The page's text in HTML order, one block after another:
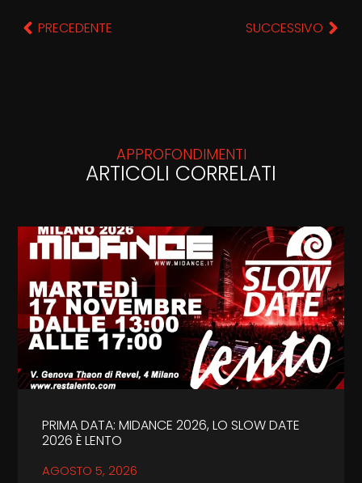
PRECEDENTE SUCCESSIVO
APPROFONDIMENTI
ARTICOLI CORRELATI
PRIMA DATA: MIDANCE 2026, LO SLOW DATE
2026 È LENTO
AGOSTO 5, 2026